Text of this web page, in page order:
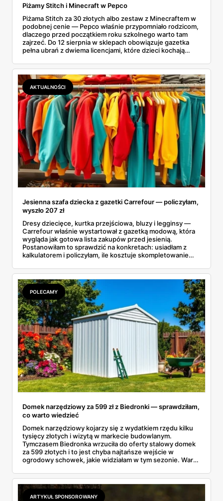
Piżamy Stitch i Minecraft w Pepco
Piżama Stitch za 30 złotych albo zestaw z Minecraftem w
podobnej cenie — Pepco właśnie przypomniało rodzicom,
dlaczego przed początkiem roku szkolnego warto tam
zajrzeć. Do 12 sierpnia w sklepach obowiązuje gazetka
pełna ubrań z dwiema licencjami, które dzieci kochają
ceny z Sinsay, Reserved i H&M. I powiem szczerze:
różnice bywają większe, niż się spodziewałam. Sprawdź,
co dokładnie znajdziesz na półkach i dlaczego lepiej się
pospieszyć.
AKTUALNOŚCI
Jesienna szafa dziecka z gazetki Carrefour — policzyłam,
wyszło 207 zł
Dresy dziecięce, kurtka przejściowa, bluzy i legginsy —
Carrefour właśnie wystartował z gazetką modową, która
wygląda jak gotowa lista zakupów przed jesienią.
Postanowiłam to sprawdzić na konkretach: usiadłam z
kalkulatorem i policzyłam, ile kosztuje skompletowanie
niecałe 207 złotych za siedem rzeczy, od t-shirtu po
kurtkę. A dla starszaków są jeszcze markowe dresy Puma
i Everlast w cenach, które miło zaskakują.
POLECAMY
Domek narzędziowy za 599 zł z Biedronki — sprawdziłam,
co warto wiedzieć
Domek narzędziowy kojarzy się z wydatkiem rzędu kilku
tysięcy złotych i wizytą w markecie budowlanym.
Tymczasem Biedronka wrzuciła do oferty stalowy domek
za 599 złotych i to jest chyba najtańsze wejście w
ogrodowy schowek, jakie widziałam w tym sezonie. Warto
obiekt trzeba gdzieś zgłaszać i jak przygotować miejsce,
żeby konstrukcja nie odleciała przy pierwszej jesiennej
wichurze.
ARTYKUŁ SPONSOROWANY